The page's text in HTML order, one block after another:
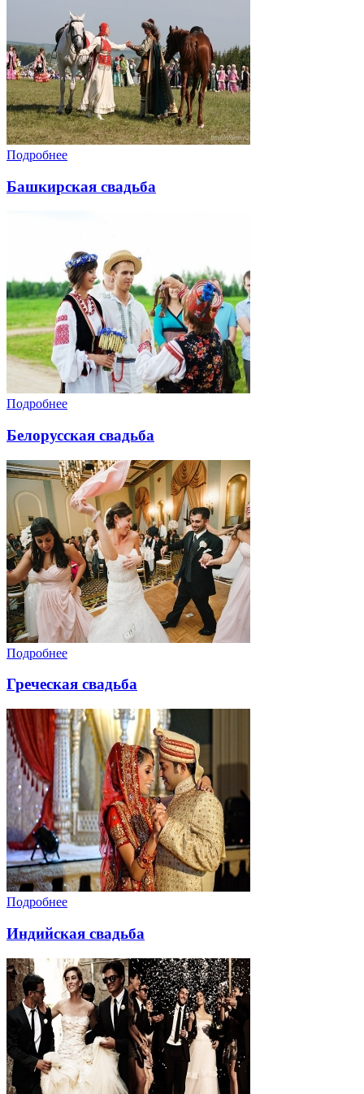
Подробнее
Башкирская свадьба
Подробнее
Белорусская свадьба
Подробнее
Греческая свадьба
Подробнее
Индийская свадьба